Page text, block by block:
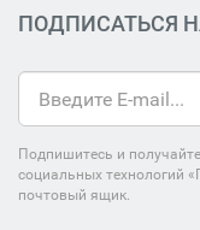
ПОДПИСАТЬСЯ
Подпишитесь и
социальных технологий
почтовый ящик.